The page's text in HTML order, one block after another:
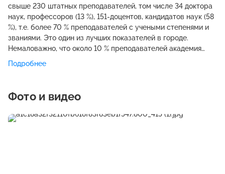
свыше 230 штатных преподавателей, том числе 34 доктора
наук, профессоров (13 %), 151-доцентов, кандидатов наук (58
%), т.е. более 70 % преподавателей с учеными степенями и
званиями. Это один из лучших показателей в городе.
Немаловажно, что около 10 % преподавателей академия
приглашает из числа действующих бизнесменов либо
менеджеров, имеющих четкие объективные представления
Подробнее
Фото и видео